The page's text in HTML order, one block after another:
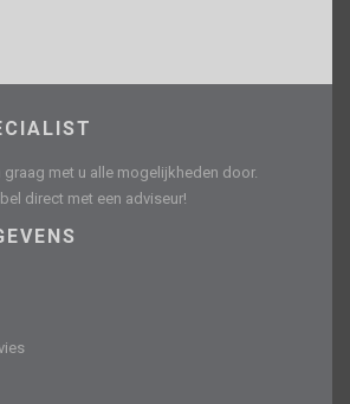
graag met u alle mogelijkheden door.
direct met een adviseur!